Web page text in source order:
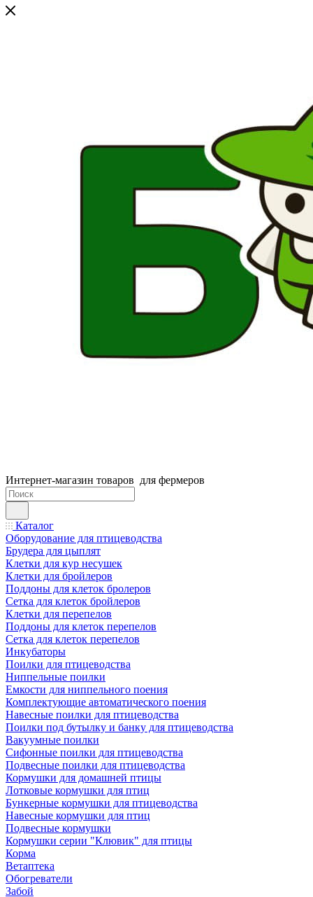
Интернет-магазин товаров для фермеров
Каталог
Оборудование для птицеводства
Брудера для цыплят
Клетки для кур несушек
Клетки для бройлеров
Поддоны для клеток бролеров
Сетка для клеток бройлеров
Клетки для перепелов
Поддоны для клеток перепелов
Сетка для клеток перепелов
Инкубаторы
Поилки для птицеводства
Ниппельные поилки
Емкости для ниппельного поения
Комплектующие автоматического поения
Навесные поилки для птицеводства
Поилки под бутылку и банку для птицеводства
Вакуумные поилки
Сифонные поилки для птицеводства
Подвесные поилки для птицеводства
Кормушки для домашней птицы
Лотковые кормушки для птиц
Бункерные кормушки для птицеводства
Навесные кормушки для птиц
Подвесные кормушки
Кормушки серии "Клювик" для птицы
Корма
Ветаптека
Обогреватели
Забой